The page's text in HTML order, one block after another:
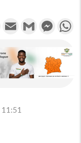
TwitterEmail Gmail